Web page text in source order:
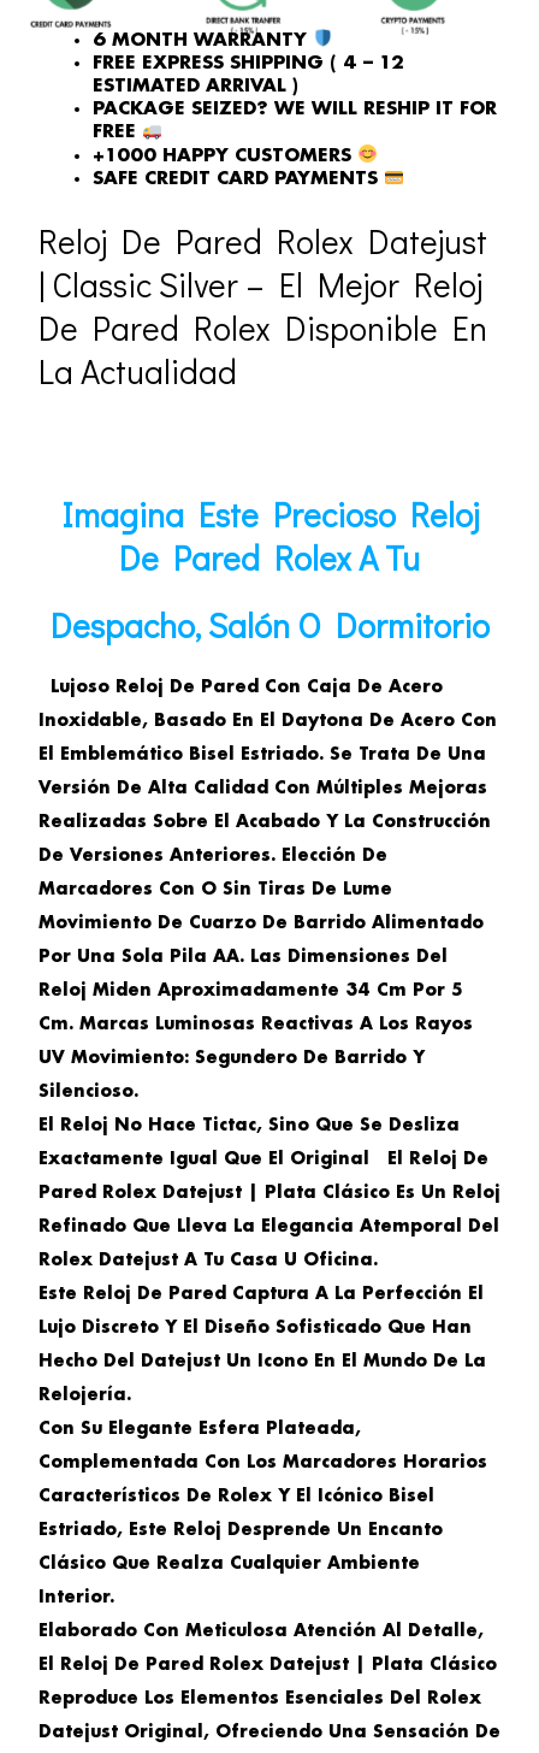
6 MONTH WARRANTY
FREE EXPRESS SHIPPING ( 4 – 12
ESTIMATED ARRIVAL )
PACKAGE SEIZED? WE WILL RESHIP IT FOR
FREE
+1000 HAPPY CUSTOMERS
SAFE CREDIT CARD PAYMENTS
Reloj De Pared Rolex Datejust
| Classic Silver – El Mejor Reloj
De Pared Rolex Disponible En
La Actualidad
Imagina Este Precioso Reloj
De Pared Rolex A Tu
Despacho, Salón O Dormitorio
Lujoso Reloj De Pared Con Caja De Acero
Inoxidable, Basado En El Daytona De Acero Con
El Emblemático Bisel Estriado. Se Trata De Una
Versión De Alta Calidad Con Múltiples Mejoras
Realizadas Sobre El Acabado Y La Construcción
De Versiones Anteriores. Elección De
Marcadores Con O Sin Tiras De Lume
Movimiento De Cuarzo De Barrido Alimentado
Por Una Sola Pila AA. Las Dimensiones Del
Reloj Miden Aproximadamente 34 Cm Por 5
Cm. Marcas Luminosas Reactivas A Los Rayos
UV Movimiento: Segundero De Barrido Y
Silencioso.
El Reloj No Hace Tictac, Sino Que Se Desliza
Exactamente Igual Que El Original El
Reloj De
Pared Rolex Datejust | Plata Clásico Es Un Reloj
Refinado Que Lleva La Elegancia Atemporal Del
Rolex Datejust A Tu Casa U Oficina.
Este Reloj De Pared Captura A La Perfección El
Lujo Discreto Y El Diseño Sofisticado Que Han
Hecho Del Datejust Un Icono En El Mundo De La
Relojería.
Con Su Elegante Esfera Plateada,
Complementada Con Los Marcadores Horarios
Característicos De Rolex Y El Icónico Bisel
Estriado, Este Reloj Desprende Un Encanto
Clásico Que Realza Cualquier Ambiente
Interior.
Elaborado Con Meticulosa Atención Al Detalle,
El
Reloj De Pared Rolex Datejust | Plata Clásico
Reproduce Los Elementos Esenciales Del Rolex
Datejust Original, Ofreciendo Una Sensación De